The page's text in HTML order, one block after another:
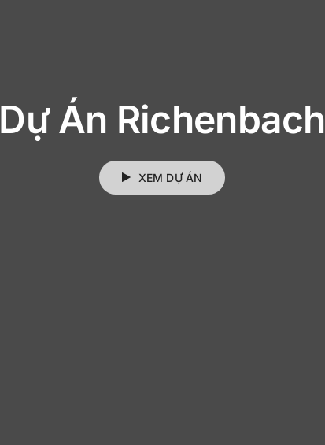
Dự Án Richenbach
XEM DỰ ÁN